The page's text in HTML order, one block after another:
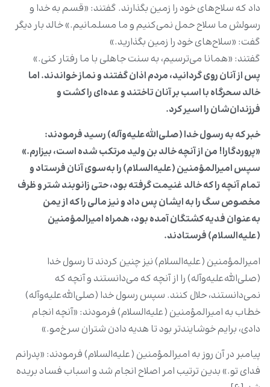
داد که سلاح‌های خود را زمین بگذارند. گفتند: «قسم به خدا و
رسولش ما سلاح حمل نمی‌کنیم و ما مسلمانیم.» خالد بار دیگر
گفت: «سلاح‌های خود را زمین بگذارید.»
گفتند: «همانا می‌ترسیم، به سنت جاهلی با ما رفتار کنی.»
پس‌ از آنان روی گردانید، مردم اذان گفتند و نماز خواندند. اما
خالد سحرگاه با اسب بر آنان تاختند و عده‌ای را کشت و
فرزندان‌شان را اسیر کرد.
خبر که به رسول خدا (صلی‌الله‌علیه‌وآله) رسید فرمودند:
«پروردگارا! من از آنچه خالد بن ولید مرتکب شده است، بیزارم.»
سپس امیرالمؤمنین (علیه‌السلام) را به‌سوی آنان فرستاد و
تمام آنچه را که خالد غنیمت گرفته بود، حتی زانوبند شتر و ظرف
مخصوص سگ را به ایشان پس داد و نیز مالی را که از یمن
به‌عنوان فدیه کشتگان آمده بود، همراه امیرالمؤمنین
(علیه‌السلام) فرستادند.
امیرالمؤمنین (علیه‌السلام) نیز چنین کردند تا رسول خدا
(صلی‌الله‌علیه‌وآله) را از آنچه که می‌دانستند و آنچه که
نمی‌دانستند، حلال کنند. سپس رسول خدا (صلی‌الله‌علیه‌وآله)
خطاب به امیرالمؤمنین (علیه‌السلام) فرمودند: «آنچه انجام
دادی، برایم خوشایندتر بود تا هدیه دادن شتران سرخ‌مو.»
پیامبر در آن روز به امیرالمؤمنین (علیه‌السلام) فرمودند: «پدرانم
فدای تو.» بدین ترتیب امر اصلاح انجام شد و اسباب فساد بریده